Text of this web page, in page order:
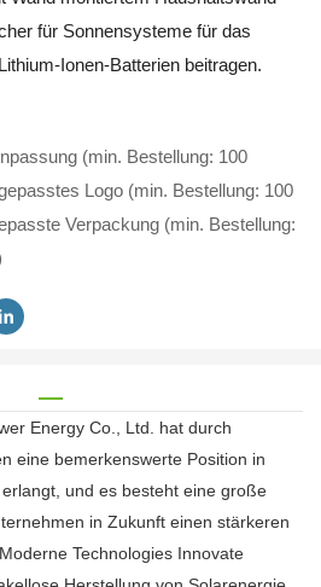
für Sonnensysteme für das
Ionen-Batterien beitragen.
(min. Bestellung: 100
Logo (min. Bestellung: 100
Verpackung (min. Bestellung:
Energy Co., Ltd. hat durch
eine bemerkenswerte Position in
und es besteht eine große
in Zukunft einen stärkeren
Technologies Innovate